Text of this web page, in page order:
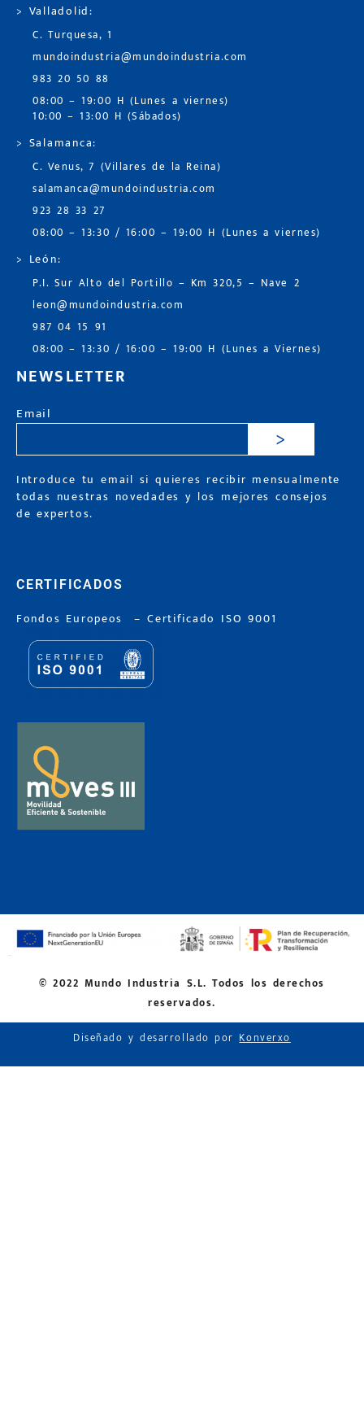
> Valladolid:
C. Turquesa, 1
mundoindustria@mundoindustria.com
983 20 50 88
08:00 – 19:00 H (Lunes a viernes)
10:00 – 13:00 H (Sábados)
> Salamanca:
C. Venus, 7 (Villares de la Reina)
salamanca@mundoindustria.com
923 28 33 27
08:00 – 13:30 / 16:00 – 19:00 H (Lunes a viernes)
> León:
P.I. Sur Alto del Portillo – Km 320,5 – Nave 2
leon@mundoindustria.com
987 04 15 91
08:00 – 13:30 / 16:00 – 19:00 H (Lunes a Viernes)
NEWSLETTER
Email
>
Introduce tu email si quieres recibir mensualmente
todas nuestras novedades y los mejores consejos
de expertos.
CERTIFICADOS
Fondos Europeos –Certificado ISO 9001
© 2022 Mundo Industria S.L. Todos los derechos
reservados.
Diseñado y desarrollado porKonverxo